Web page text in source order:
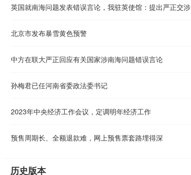
英国就南海问题发表错误言论，我驻英使馆：提出严正交涉
北京市发布暴雪黄色预警
中方在联大严正回应有关国家涉南海问题错误言论
孙梅君已任河南省委政法委书记
2023年中央经济工作会议，定调明年经济工作
预售周期长、全额退款难，网上预售票套路埋得深
历史版本